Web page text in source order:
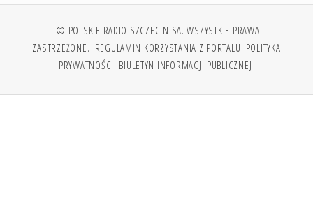
© POLSKIE RADIO SZCZECIN SA. WSZYSTKIE PRAWA
ZASTRZEŻONE. REGULAMIN KORZYSTANIA Z PORTALU POLITYKA
PRYWATNOŚCI BIULETYN INFORMACJI PUBLICZNEJ